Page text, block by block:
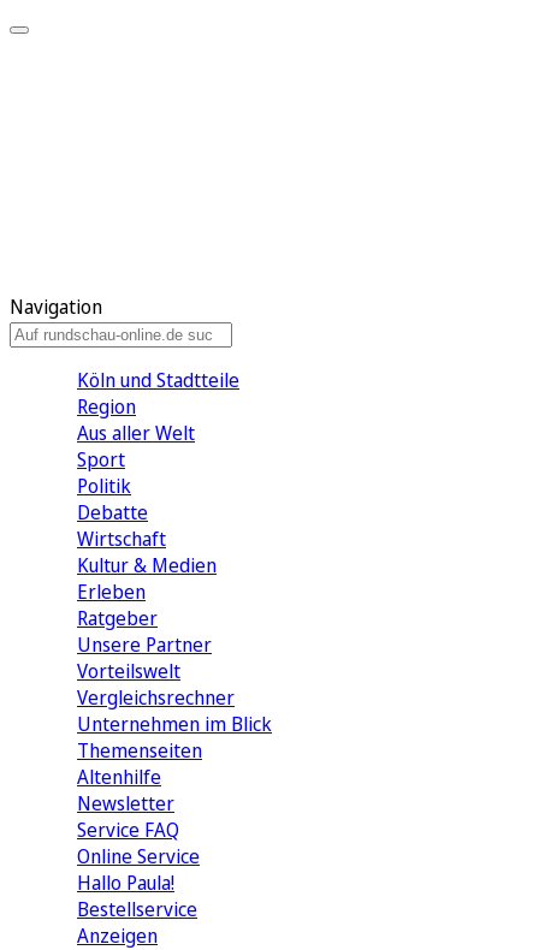
Navigation
Köln und Stadtteile
Region
Aus aller Welt
Sport
Politik
Debatte
Wirtschaft
Kultur & Medien
Erleben
Ratgeber
Unsere Partner
Vorteilswelt
Vergleichsrechner
Unternehmen im Blick
Themenseiten
Altenhilfe
Newsletter
Service FAQ
Online Service
Hallo Paula!
Bestellservice
Anzeigen